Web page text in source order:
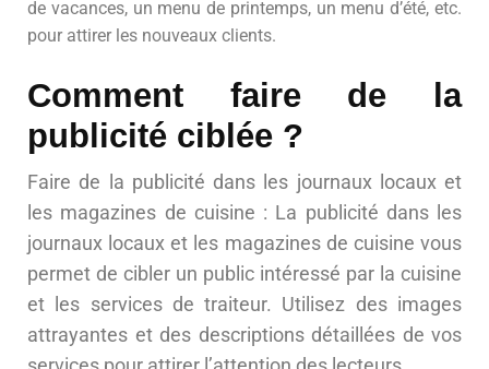
de vacances, un menu de printemps, un menu d’été, etc.
pour attirer les nouveaux clients.
Comment faire de la
publicité ciblée ?
Faire de la publicité dans les journaux locaux et
les magazines de cuisine : La publicité dans les
journaux locaux et les magazines de cuisine vous
permet de cibler un public intéressé par la cuisine
et les services de traiteur. Utilisez des images
attrayantes et des descriptions détaillées de vos